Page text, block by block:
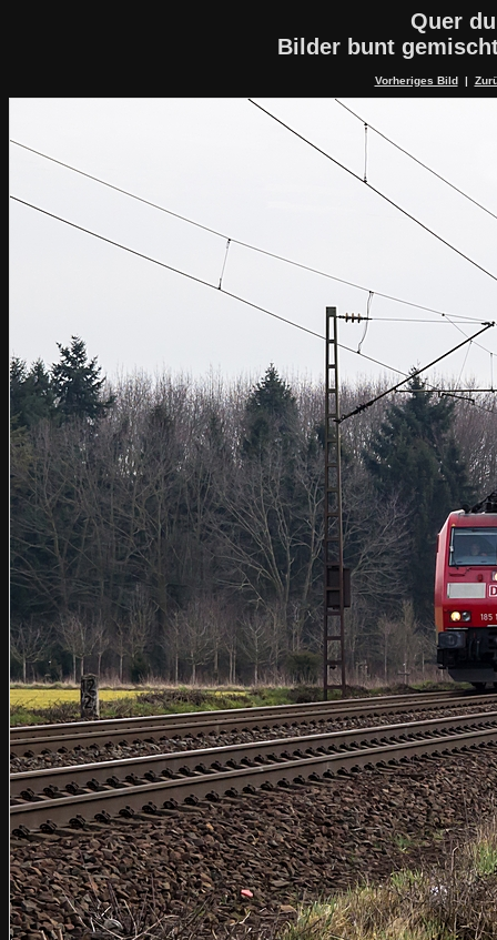
Quer
Bilder bunt
Vorheriges Bild